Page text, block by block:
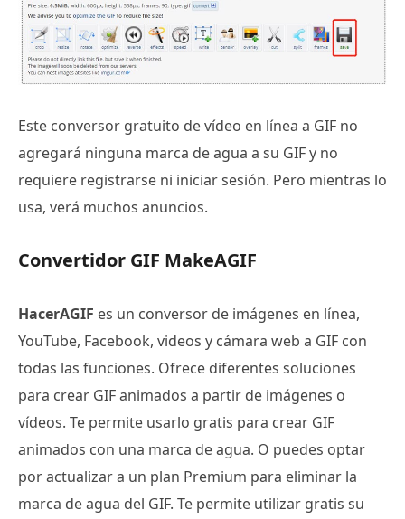
Este conversor gratuito de vídeo en línea a GIF no
agregará ninguna marca de agua a su GIF y no
requiere registrarse ni iniciar sesión. Pero mientras lo
usa, verá muchos anuncios.
Convertidor GIF MakeAGIF
HacerAGIF es un conversor de imágenes en línea,
YouTube, Facebook, videos y cámara web a GIF con
todas las funciones. Ofrece diferentes soluciones
para crear GIF animados a partir de imágenes o
vídeos. Te permite usarlo gratis para crear GIF
animados con una marca de agua. O puedes optar
por actualizar a un plan Premium para eliminar la
marca de agua del GIF. Te permite utilizar gratis su